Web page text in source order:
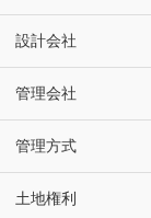
設計会社
管理会社
管理方式
土地権利